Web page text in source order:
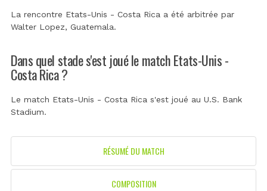
La rencontre Etats-Unis - Costa Rica a été arbitrée par
Walter Lopez, Guatemala.
Dans quel stade s'est joué le match Etats-Unis -
Costa Rica ?
Le match Etats-Unis - Costa Rica s'est joué au U.S. Bank
Stadium.
RÉSUMÉ DU MATCH
COMPOSITION